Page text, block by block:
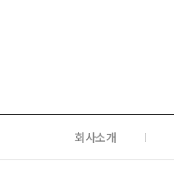
회사소개